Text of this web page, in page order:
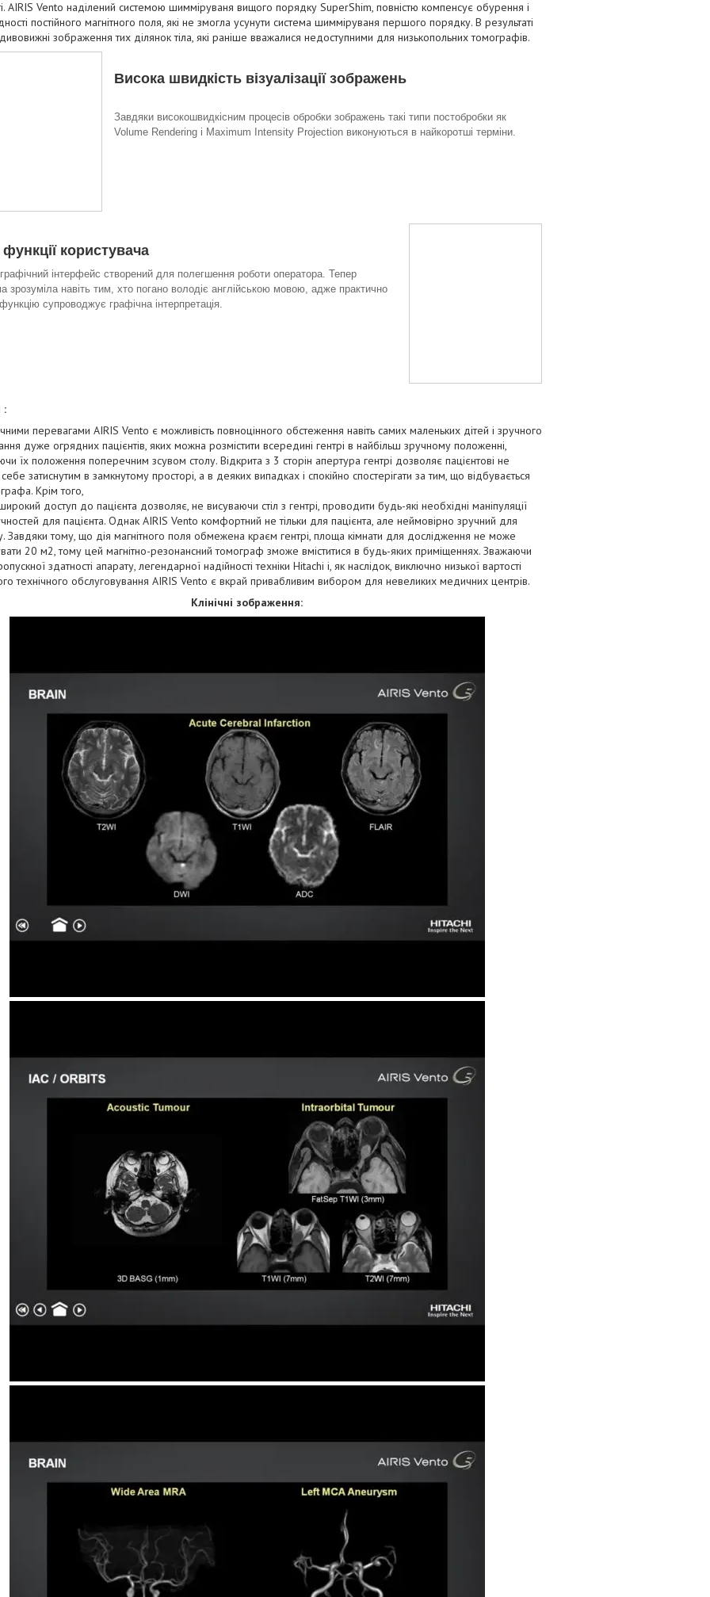
AIRIS Vento наділений системою шимміруваня вищого порядку SuperShim, повністю компенсує обурення і
постійного магнітного поля, які не змогла усунути система шимміруваня першого порядку. В результаті
зображення тих ділянок тіла, які раніше вважалися недоступними для низькопольних томографів.
Висока швидкість візуалізації зображень
Завдяки високошвидкісним процесів обробки зображень такі типи постобробки як
Volume Rendering і Maximum Intensity Projection виконуються в найкоротші терміни.
функції користувача
інтерфейс створений для полегшення роботи оператора. Тепер
зрозуміла навіть тим, хто погано володіє англійською мовою, адже практично
супроводжує графічна інтерпретація.
:
перевагами AIRIS Vento є можливість повноцінного обстеження навіть самих маленьких дітей і зручного
дуже огрядних пацієнтів, яких можна розмістити всередині гентрі в найбільш зручному положенні,
їх положення поперечним зсувом столу. Відкрита з 3 сторін апертура гентрі дозволяє пацієнтові не
затиснутим в замкнутому просторі, а в деяких випадках і спокійно спостерігати за тим, що відбувається
Крім того,
доступ до пацієнта дозволяє, не висуваючи стіл з гентрі, проводити будь-які необхідні маніпуляції
для пацієнта. Однак AIRIS Vento комфортний не тільки для пацієнта, але неймовірно зручний для
Завдяки тому, що дія магнітного поля обмежена краєм гентрі, площа кімнати для дослідження не може
20 м2, тому цей магнітно-резонансний томограф зможе вміститися в будь-яких приміщеннях. Зважаючи
здатності апарату, легендарної надійності техніки Hitachi і, як наслідок, виключно низької вартості
технічного обслуговування AIRIS Vento є вкрай привабливим вибором для невеликих медичних центрів.
Клінічні зображення: